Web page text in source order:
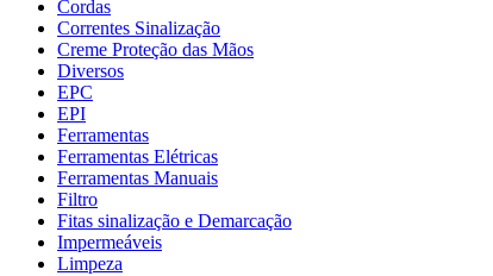
Cordas
Correntes Sinalização
Creme Proteção das Mãos
Diversos
EPC
EPI
Ferramentas
Ferramentas Elétricas
Ferramentas Manuais
Filtro
Fitas sinalização e Demarcação
Impermeáveis
Limpeza